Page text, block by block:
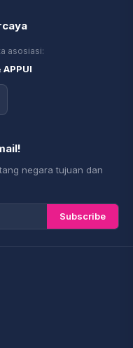
asosiasi:
APPUI
negara tujuan dan
Subscribe